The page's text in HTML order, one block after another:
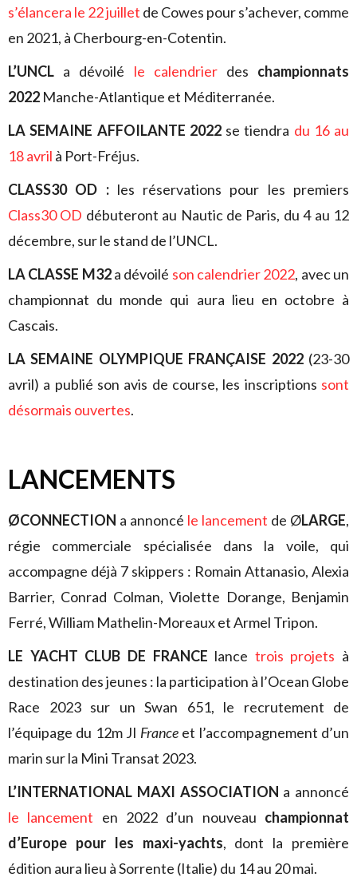
s’élancera le 22 juillet de Cowes pour s’achever, comme
en 2021, à Cherbourg-en-Cotentin.
L’UNCL a dévoilé le calendrierdes championnats
2022 Manche-Atlantique et Méditerranée.
LA SEMAINE AFFOILANTE 2022se tiendra du 16 au
18 avril à Port-Fréjus.
CLASS30 OD :les réservations pour les premiers
Class30 OD débuteront au Nautic de Paris, du 4 au 12
décembre, sur le stand de l’UNCL.
LA CLASSE M32a dévoilé son calendrier 2022, avec un
championnat du monde qui aura lieu en octobre à
Cascais.
LA SEMAINE OLYMPIQUE FRANÇAISE 2022(23-30
avril) a publié son avis de course, les inscriptions sont
désormais ouvertes.
LANCEMENTS
ØCONNECTION a annoncé le lancement de ØLARGE,
régie commerciale spécialisée dans la voile, qui
accompagne déjà 7 skippers : Romain Attanasio, Alexia
Barrier, Conrad Colman, Violette Dorange, Benjamin
Ferré, William Mathelin-Moreaux et Armel Tripon.
LE YACHT CLUB DE FRANCE lance trois projets à
destination des jeunes : la participation à l’Ocean Globe
Race 2023 sur un Swan 651, le recrutement de
l’équipage du 12m JI France et l’accompagnement d’un
marin sur la Mini Transat 2023.
L’INTERNATIONAL MAXI ASSOCIATION a annoncé
le lancement en 2022 d’un nouveau championnat
d’Europe pour les maxi-yachts, dont la première
édition aura lieu à Sorrente (Italie) du 14 au 20 mai.